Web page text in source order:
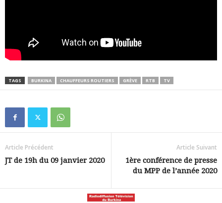
TAGS BURKINA CHAUFFEURS ROUTIERS GRÈVE RTB TV
Article Précédent
JT de 19h du 09 janvier 2020
Article Suivant
1ère conférence de presse
du MPP de l’année 2020